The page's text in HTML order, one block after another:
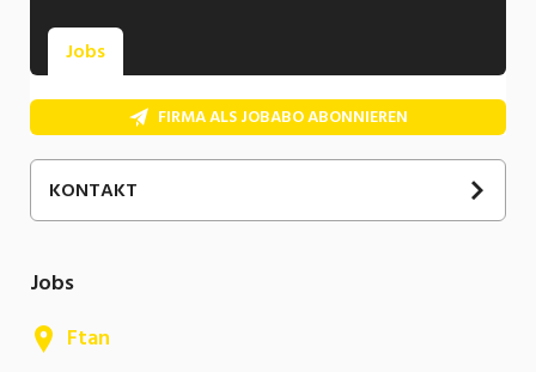
Jobs
FIRMA ALS JOBABO ABONNIEREN
KONTAKT
Jobs
Ftan